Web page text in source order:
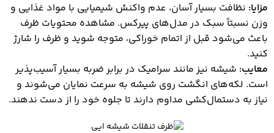
مزایا: نظافت بسیار آسان، عدم واکنش شیمیایی با مواد غذایی و
وزن نسبتاً سبک در مدل‌های پیرکس. مشاهده محتویات ظرف
باعث می‌شود قبل از اتمام خوراکی، متوجه شوید و ظرف را شارژ
کنید.
معایب: شیشه نیز مانند سرامیک در برابر ضربه بسیار آسیب‌پذیر
است. لکه‌های انگشت روی شیشه به سرعت نمایان می‌شوند و
نیاز به دستمال‌کشی مداوم دارند تا جلوه خود را از دست ندهند.